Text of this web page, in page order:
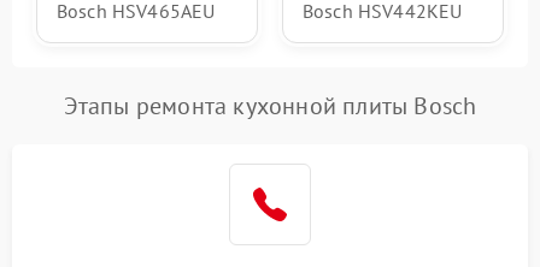
Bosch HSV465AEU
Bosch HSV442KEU
Этапы ремонта кухонной плиты Bosch